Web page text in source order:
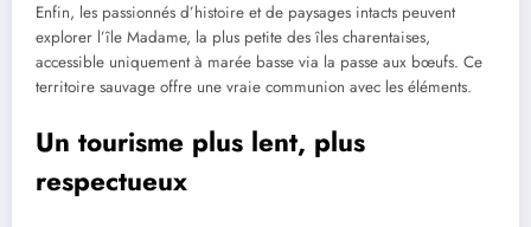
Enfin, les passionnés d’histoire et de paysages intacts peuvent
explorer l’île Madame, la plus petite des îles charentaises,
accessible uniquement à marée basse via la passe aux bœufs. Ce
territoire sauvage offre une vraie communion avec les éléments.
Un tourisme plus lent, plus
respectueux